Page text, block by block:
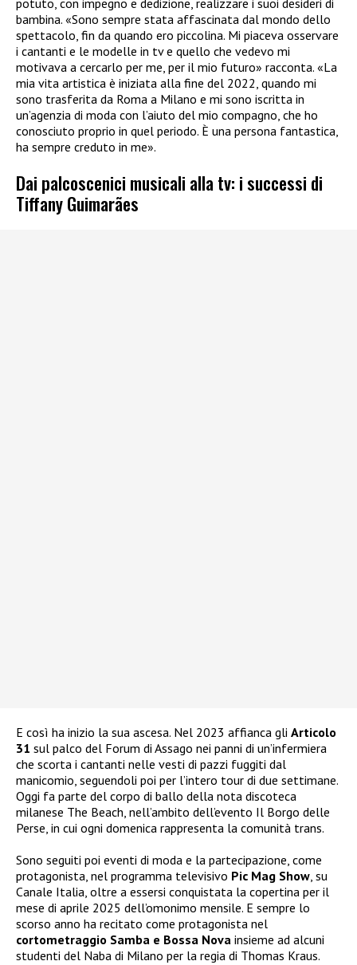
bambina. «Sono sempre stata affascinata dal mondo dello
spettacolo, fin da quando ero piccolina. Mi piaceva osservare
i cantanti e le modelle in tv e quello che vedevo mi
motivava a cercarlo per me, per il mio futuro» racconta. «La
mia vita artistica è iniziata alla fine del 2022, quando mi
sono trasferita da Roma a Milano e mi sono iscritta in
un’agenzia di moda con l’aiuto del mio compagno, che ho
conosciuto proprio in quel periodo. È una persona fantastica,
ha sempre creduto in me».
Dai palcoscenici musicali alla tv: i successi di
Tiffany Guimarães
E così ha inizio la sua ascesa. Nel 2023 affianca gli Articolo
31 sul palco del Forum di Assago nei panni di un’infermiera
che scorta i cantanti nelle vesti di pazzi fuggiti dal
manicomio, seguendoli poi per l’intero tour di due settimane.
Oggi fa parte del corpo di ballo della nota discoteca
milanese The Beach, nell’ambito dell’evento Il Borgo delle
Perse, in cui ogni domenica rappresenta la comunità trans.
Sono seguiti poi eventi di moda e la partecipazione, come
protagonista, nel programma televisivo Pic Mag Show, su
Canale Italia, oltre a essersi conquistata la copertina per il
mese di aprile 2025 dell’omonimo mensile. E sempre lo
scorso anno ha recitato come protagonista nel
cortometraggio Samba e Bossa Nova insieme ad alcuni
studenti del Naba di Milano per la regia di Thomas Kraus.